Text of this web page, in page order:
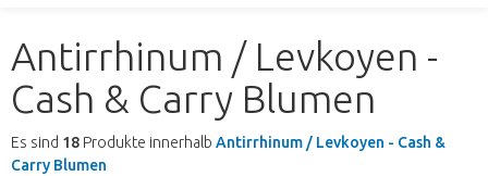
Antirrhinum / Levkoyen -
Cash & Carry Blumen
Es sind 18 Produkte innerhalb Antirrhinum / Levkoyen - Cash &
Carry Blumen